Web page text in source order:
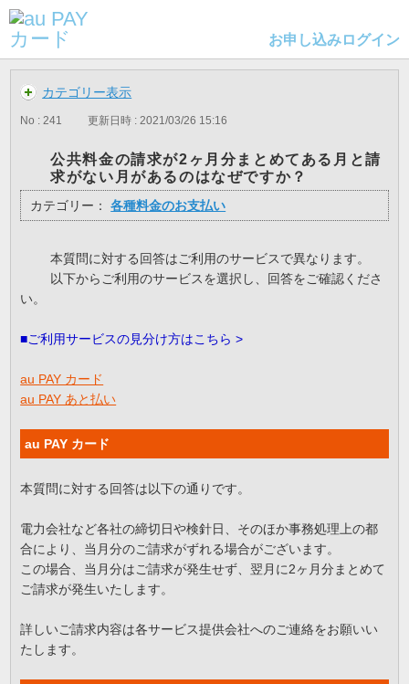
お申し込みログイン
カテゴリー表示
No : 241 更新日時 : 2021/03/26 15:16
公共料金の請求が2ヶ月分まとめてある月と請
求がない月があるのはなぜですか？
カテゴリー： 各種料金のお支払い
本質問に対する回答はご利用のサービスで異なります。
以下からご利用のサービスを選択し、回答をご確認くださ
い。
■ご利用サービスの見分け方はこちら >
au PAY カード
au PAY あと払い
au PAY カード
本質問に対する回答は以下の通りです。
電力会社など各社の締切日や検針日、そのほか事務処理上の都
合により、当月分のご請求がずれる場合がございます。
この場合、当月分はご請求が発生せず、翌月に2ヶ月分まとめて
ご請求が発生いたします。
詳しいご請求内容は各サービス提供会社へのご連絡をお願いい
たします。